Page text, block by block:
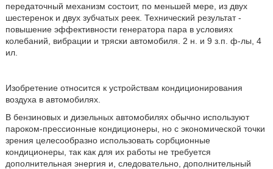
передаточный механизм состоит, по меньшей мере, из двух
шестеренок и двух зубчатых реек. Технический результат -
повышение эффективности генератора пара в условиях
колебаний, вибрации и тряски автомобиля. 2 н. и 9 з.п. ф-лы, 4
ил.
Изобретение относится к устройствам кондиционирования
воздуха в автомобилях.
В бензиновых и дизельных автомобилях обычно используют
пароком-прессионные кондиционеры, но с экономической точки
зрения целесообразно использовать сорбционные
кондиционеры, так как для их работы не требуется
дополнительная энергия и, следовательно, дополнительный